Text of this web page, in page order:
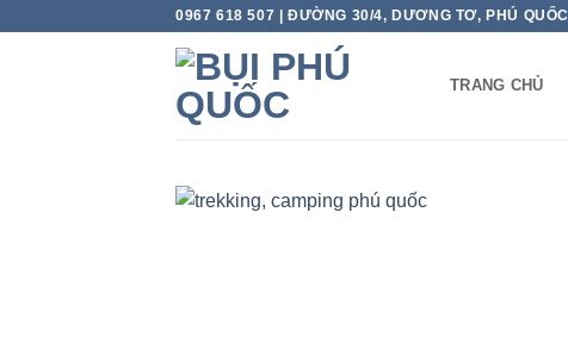
0967 618 507 | ĐƯỜNG 30/4, DƯƠNG TƠ, PHÚ QUỐC
TRANG CHỦ